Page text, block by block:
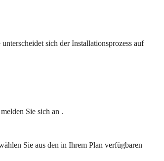
sich der Installationsprozess auf
Sie sich an .
Sie aus den in Ihrem Plan verfügbaren